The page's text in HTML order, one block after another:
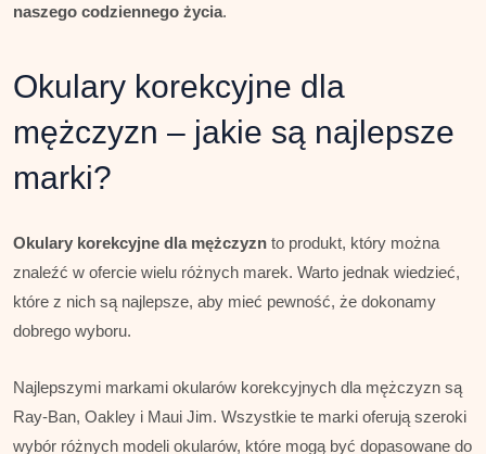
naszego codziennego życia.
Okulary korekcyjne dla
mężczyzn – jakie są najlepsze
marki?
Okulary korekcyjne dla mężczyzn to produkt, który można
znaleźć w ofercie wielu różnych marek. Warto jednak wiedzieć,
które z nich są najlepsze, aby mieć pewność, że dokonamy
dobrego wyboru.
Najlepszymi markami okularów korekcyjnych dla mężczyzn są
Ray-Ban, Oakley i Maui Jim. Wszystkie te marki oferują szeroki
wybór różnych modeli okularów, które mogą być dopasowane do